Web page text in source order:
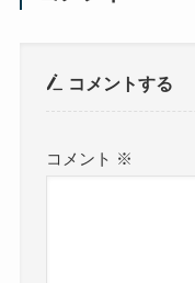
コメントする
コメント ※